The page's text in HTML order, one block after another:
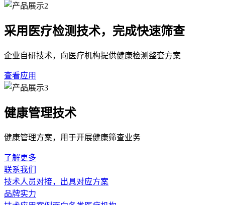
采用医疗检测技术，完成快速筛查
企业自研技术，向医疗机构提供健康检测整套方案
查看应用
健康管理技术
健康管理方案，用于开展健康筛查业务
了解更多
联系我们
技术人员对接，出具对应方案
品牌实力